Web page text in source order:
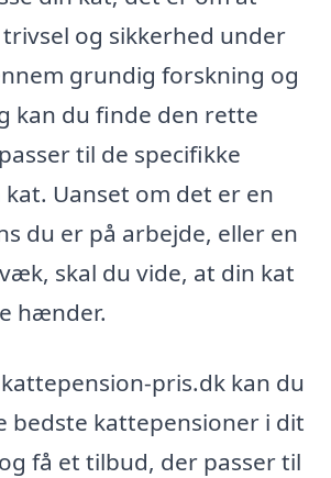
og sikkerhed under
grundig forskning og
kan du finde den rette
til de specifikke
Uanset om det er en
du er på arbejde, eller en
skal du vide, at din kat
hænder.
pris.dk kan du
bedste kattepensioner i dit
få et tilbud, der passer til